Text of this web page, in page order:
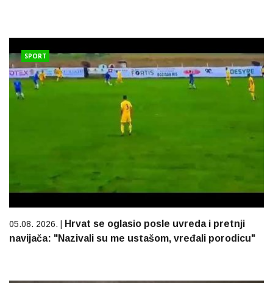
SPORT
05.08. 2026. |
Hrvat se oglasio posle uvreda i pretnji
navijača: "Nazivali su me ustašom, vređali porodicu"